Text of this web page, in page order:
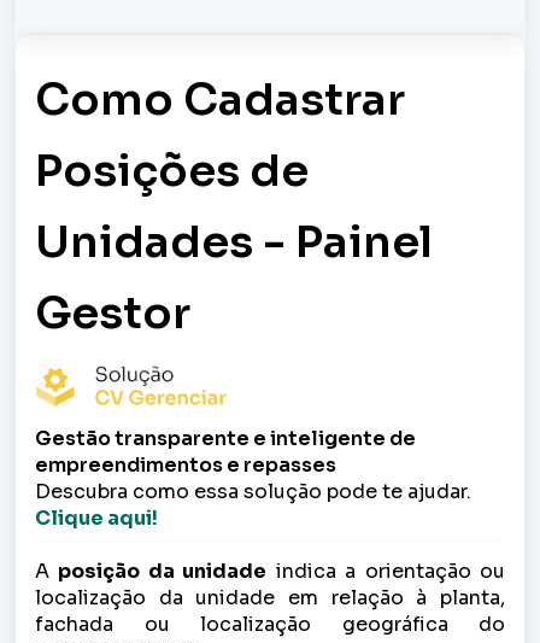
Como Cadastrar
Posições de
Unidades - Painel
Gestor
Gestão transparente e inteligente de
empreendimentos e repasses
Descubra como essa solução pode te ajudar.
Clique aqui!
A posição da unidade indica a orientação ou
localização da unidade em relação à planta,
fachada ou localização geográfica do